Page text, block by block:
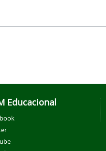
Educacional